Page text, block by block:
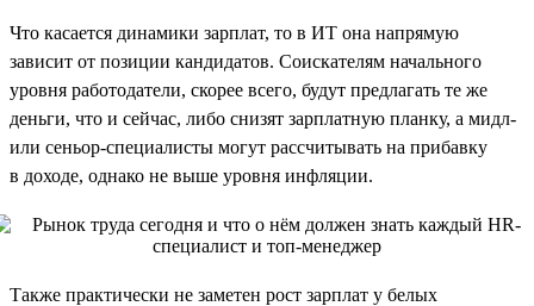
Что касается динамики зарплат, то в ИТ она напрямую
зависит от позиции кандидатов. Соискателям начального
уровня работодатели, скорее всего, будут предлагать те же
деньги, что и сейчас, либо снизят зарплатную планку, а мидл-
или сеньор-специалисты могут рассчитывать на прибавку
в доходе, однако не выше уровня инфляции.
Также практически не заметен рост зарплат у белых